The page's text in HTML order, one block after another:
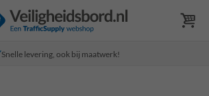
Snelle levering, ook bij maatwerk!